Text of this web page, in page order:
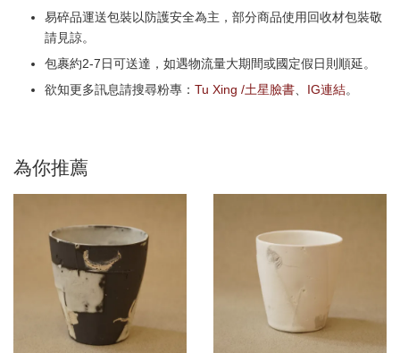
易碎品運送包裝以防護安全為主，部分商品使用回收材包裝敬
請見諒。
包裹約2-7日可送達，如遇物流量大期間或國定假日則順延。
欲知更多訊息請搜尋粉專： Tu Xing /土星臉書 IG連結。
為你推薦